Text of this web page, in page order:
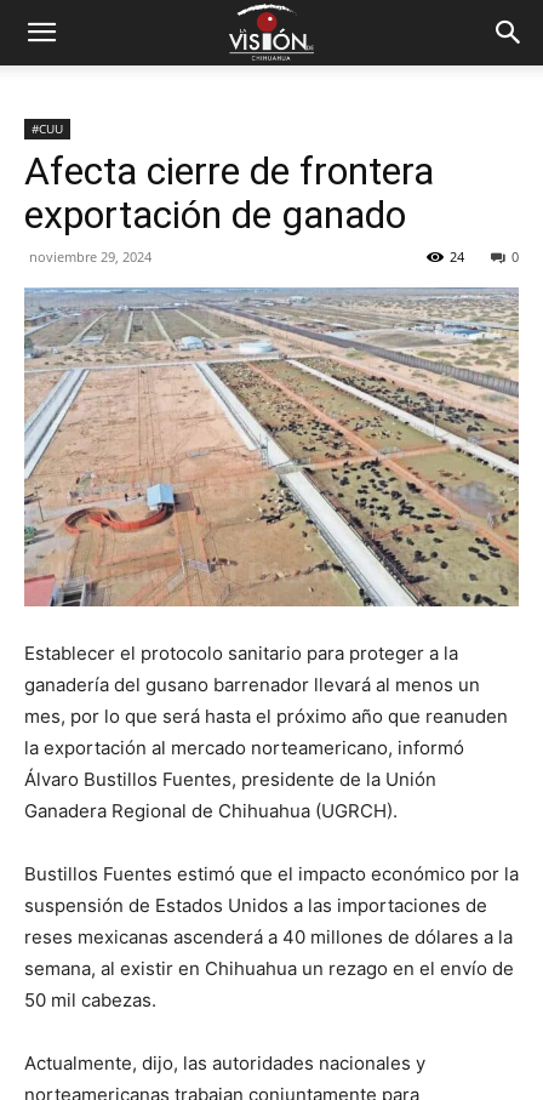
#CUU
Afecta cierre de frontera
exportación de ganado
noviembre 29, 2024 0
24
Establecer el protocolo sanitario para proteger a la
ganadería del gusano barrenador llevará al menos un
mes, por lo que será hasta el próximo año que reanuden
la exportación al mercado norteamericano, informó
Álvaro Bustillos Fuentes, presidente de la Unión
Ganadera Regional de Chihuahua (UGRCH).
Bustillos Fuentes estimó que el impacto económico por la
suspensión de Estados Unidos a las importaciones de
reses mexicanas ascenderá a 40 millones de dólares a la
semana, al existir en Chihuahua un rezago en el envío de
50 mil cabezas.
Actualmente, dijo, las autoridades nacionales y
norteamericanas trabajan conjuntamente para